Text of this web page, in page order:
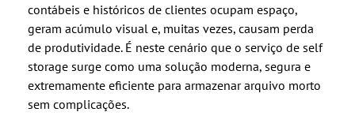
contábeis e históricos de clientes ocupam espaço,
geram acúmulo visual e, muitas vezes, causam perda
de produtividade. É neste cenário que o serviço de self
storage surge como uma solução moderna, segura e
extremamente eficiente para armazenar arquivo morto
sem complicações.